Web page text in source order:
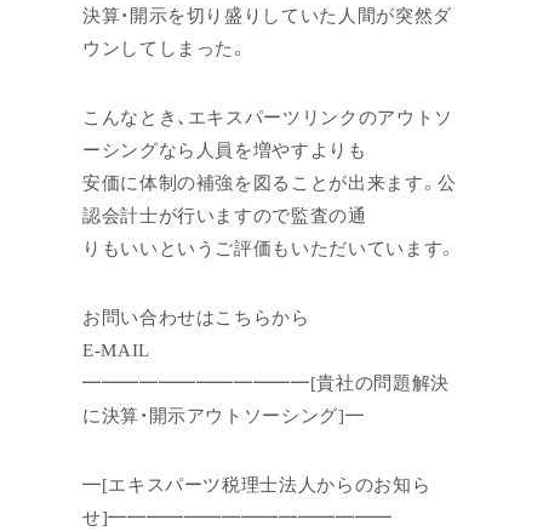
決算・開示を切り盛りしていた人間が突然ダ
ウンしてしまった。
こんなとき、エキスパーツリンクのアウトソ
ーシングなら人員を増やすよりも
安価に体制の補強を図ることが出来ます。公
認会計士が行いますので監査の通
りもいいというご評価もいただいています。
お問い合わせはこちらから
E-MAIL
━━━━━━━━━━━━[貴社の問題解決
に決算・開示アウトソーシング]━
━[エキスパーツ税理士法人からのお知ら
せ]━━━━━━━━━━━━━━━